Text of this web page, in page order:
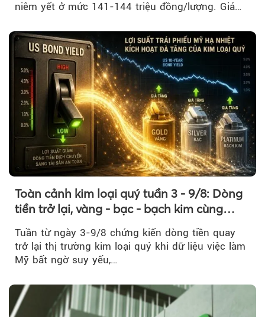
niêm yết ở mức 141-144 triệu đồng/lượng. Giá
kể so với phiên trước.
Toàn cảnh kim loại quý tuần 3 - 9/8: Dòng
tiền trở lại, vàng - bạc - bạch kim cùng
Tuần từ ngày 3-9/8 chứng kiến dòng tiền quay
trở lại thị trường kim loại quý khi dữ liệu việc làm
Mỹ bất ngờ suy yếu,…